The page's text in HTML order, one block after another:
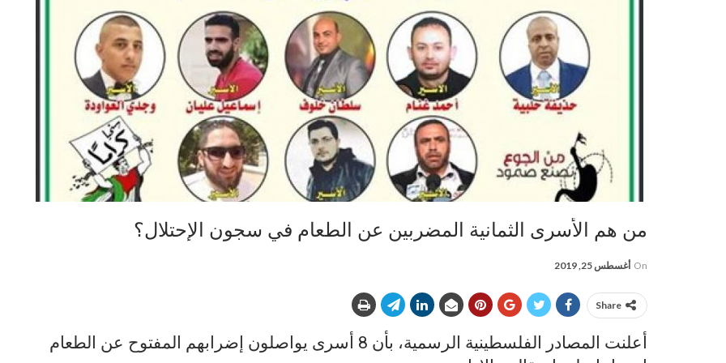
من هم الأسرى الثمانية المضربين عن الطعام في سجون الإحتلال؟
On أغسطس 25, 2019
Share
أعلنت المصادر الفلسطينية الرسمية، بأن 8 أسرى يواصلون إضرابهم المفتوح عن الطعام